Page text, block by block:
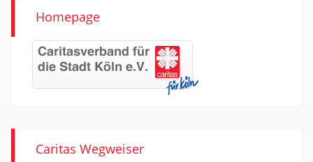
Homepage
Caritas Wegweiser